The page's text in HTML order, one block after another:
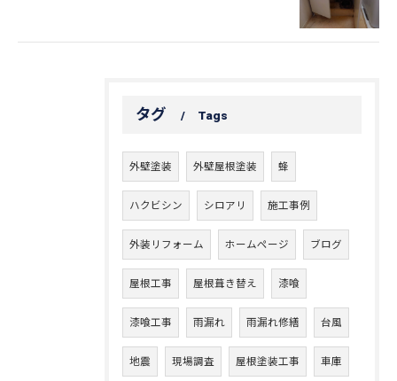
タグ Tags
外壁塗装 外壁屋根塗装 蜂
ハクビシン シロアリ 施工事例
外装リフォーム ホームページ ブログ
屋根工事 屋根葺き替え 漆喰
漆喰工事 雨漏れ 雨漏れ修繕 台風
地震 現場調査 屋根塗装工事 車庫